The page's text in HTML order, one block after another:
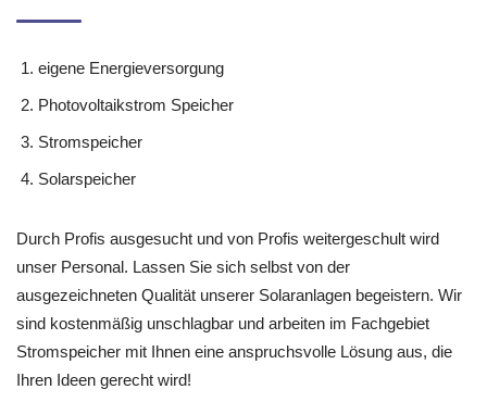
eigene Energieversorgung
Photovoltaikstrom Speicher
Stromspeicher
Solarspeicher
Durch Profis ausgesucht und von Profis weitergeschult wird
unser Personal. Lassen Sie sich selbst von der
ausgezeichneten Qualität unserer Solaranlagen begeistern. Wir
sind kostenmäßig unschlagbar und arbeiten im Fachgebiet
Stromspeicher mit Ihnen eine anspruchsvolle Lösung aus, die
Ihren Ideen gerecht wird!